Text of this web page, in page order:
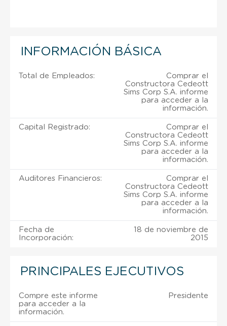
INFORMACIÓN BÁSICA
Total de Empleados:
Comprar el
Constructora Cedeott
Sims Corp S.A. informe
para acceder a la
información.
Capital Registrado:
Comprar el
Constructora Cedeott
Sims Corp S.A. informe
para acceder a la
información.
Auditores Financieros:
Comprar el
Constructora Cedeott
Sims Corp S.A. informe
para acceder a la
información.
Fecha de
Incorporación:
18 de noviembre de
2015
PRINCIPALES EJECUTIVOS
Compre este informe
para acceder a la
información.
Presidente